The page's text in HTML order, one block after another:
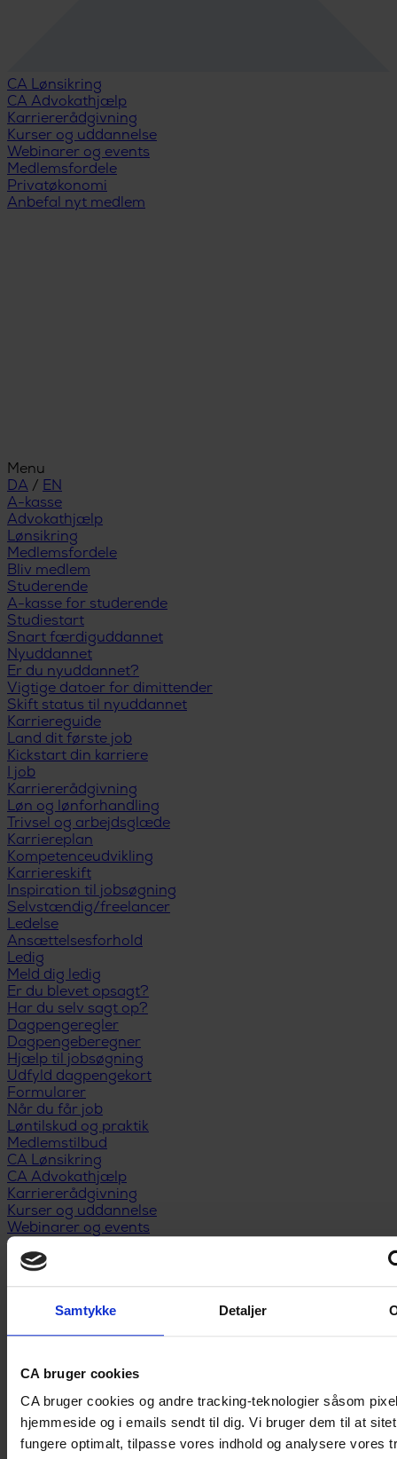
Samtykke Detaljer
CA bruger cookies
CA bruger cookies og andre tracking-teknologier såsom
hjemmeside og i emails sendt til dig. Vi bruger dem til at
fungere optimalt, tilpasse vores indhold og analysere vores
CA Lønsikring
CA Advokathjælp
Karriererådgivning
Kurser og uddannelse
Webinarer og events
Medlemsfordele
Privatøkonomi
Anbefal nyt medlem
Menu
DA / EN
A-kasse
Advokathjælp
Lønsikring
Medlemsfordele
Bliv medlem
Studerende
A-kasse for studerende
Studiestart
Snart færdiguddannet
Nyuddannet
Er du nyuddannet?
Vigtige datoer for dimittender
Skift status til nyuddannet
Karriereguide
Land dit første job
Kickstart din karriere
I job
Karriererådgivning
Løn og lønforhandling
Trivsel og arbejdsglæde
Karriereplan
Kompetenceudvikling
Karriereskift
Inspiration til jobsøgning
Selvstændig/freelancer
Ledelse
Ansættelsesforhold
Ledig
Meld dig ledig
Er du blevet opsagt?
Har du selv sagt op?
Dagpengeregler
Dagpengeberegner
Hjælp til jobsøgning
Udfyld dagpengekort
Formularer
Når du får job
Løntilskud og praktik
Medlemstilbud
CA Lønsikring
CA Advokathjælp
Karriererådgivning
Kurser og uddannelse
Webinarer og events
Medlemsfordele
Privatøkonomi